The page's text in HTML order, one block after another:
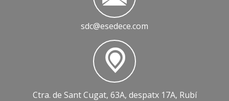
sdc@esedece.com
Ctra. de Sant Cugat, 63A, despatx 17A, Rubí